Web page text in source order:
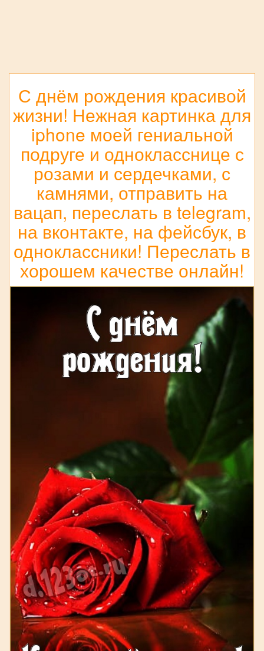
С днём рождения красивой
жизни! Нежная картинка для
iphone моей гениальной
подруге и однокласснице с
розами и сердечками, с
камнями, отправить на
вацап, переслать в telegram,
на вконтакте, на фейсбук, в
одноклассники! Переслать в
хорошем качестве онлайн!